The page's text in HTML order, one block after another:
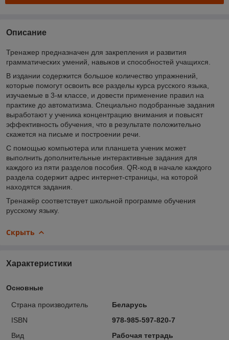
Описание
Тренажер предназначен для закрепления и развития
грамматических умений, навыков и способностей учащихся.
В издании содержится большое количество упражнений,
которые помогут освоить все разделы курса русского языка,
изучаемые в 3-м классе, и довести применение правил на
практике до автоматизма. Специально подобранные задания
выработают у ученика концентрацию внимания и повысят
эффективность обучения, что в результате положительно
скажется на письме и построении речи.
С помощью компьютера или планшета ученик может
выполнить дополнительные интерактивные задания для
каждого из пяти разделов пособия. QR-код в начале каждого
раздела содержит адрес интернет-страницы, на которой
находятся задания.
Тренажёр соответствует школьной программе обучения
русскому языку.
Скрыть
Характеристики
Основные
Страна производитель
Беларусь
ISBN
978-985-597-820-7
Вид
Рабочая тетрадь